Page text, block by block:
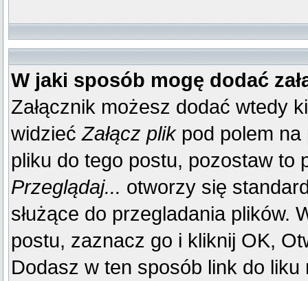
W jaki sposób mogę dodać
Załącznik możesz dodać wtedy
widziećZałącz plikpod polem na
pliku do tego postu, pozostaw to
Przeglądaj... otworzy się
służące do przegladania plików.
postu, zaznacz go i kliknij OK,
Dodasz w ten sposób link do